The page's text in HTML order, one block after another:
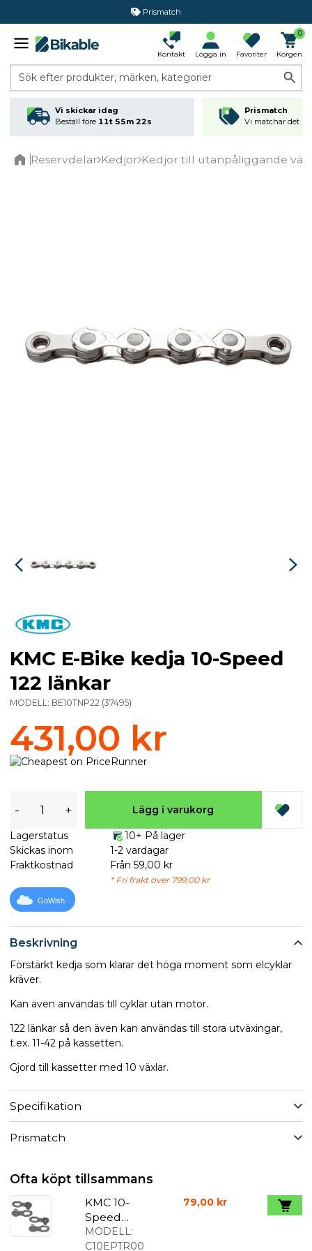
Prismatch
Kontakt Logga in Favoriter
0
Korgen
Sök efter produkter, märken, kategorier
Vi skickar idag
Beställ före 11t 55m 22s
Prismatch
Vi matchar det
Reservdelar Kedjor Kedjor till utanpåliggande
Beskrivning
Förstärkt kedja som klarar det höga moment som elcyklar
kräver.
Kan även användas till cyklar utan motor.
122 länkar så den även kan användas till stora utväxingar,
t.ex. 11-42 på kassetten.
Gjord till kassetter med 10 växlar.
Specifikation
Prismatch
KMC E-Bike kedja 10-Speed
122 länkar
MODELL: BE10TNP22 (37495)
431,00 kr
- + Lägg i varukorg
Lagerstatus
10+ På lager
Skickas inom
1-2 vardagar
Fraktkostnad
Från 59,00 kr
* Fri frakt över 799,00 kr
GoWish
Ofta köpt tillsammans
KMC 10-
Speed
Kedjelås
Reusable
MODELL:
C10EPTR00
79,00 kr